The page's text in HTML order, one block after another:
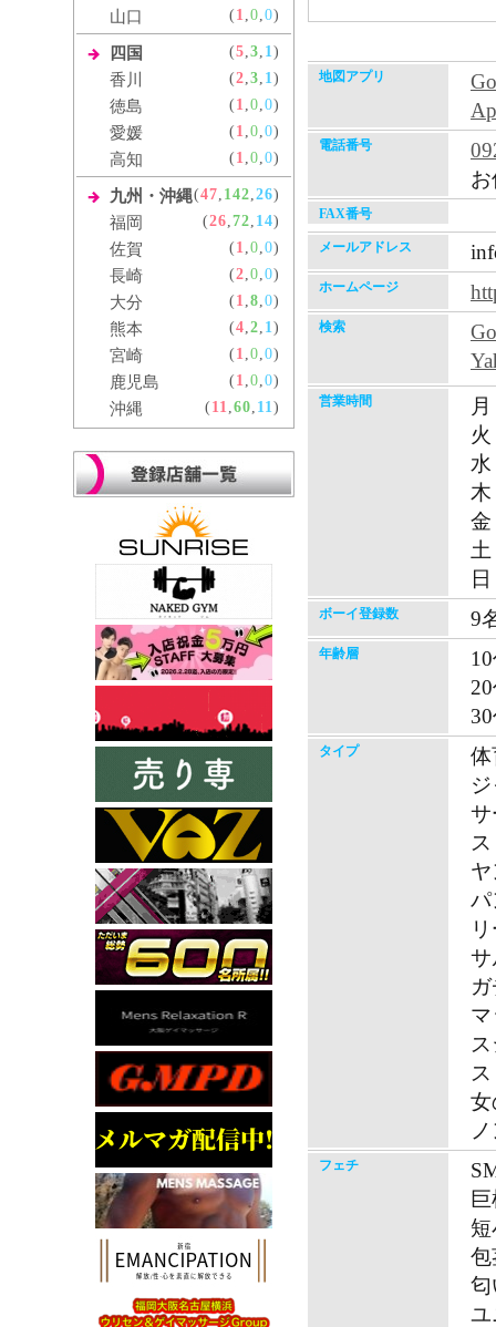
山口 ( 1,0,0)
四国 (5,3, 1)
香川 (2,3, 1)
徳島 ( 1,0,0)
愛媛 ( 1,0,0)
高知 ( 1,0,0)
九州・沖縄(47, 142,26)
福岡 (26,72, 14)
佐賀 ( 1,0,0)
長崎 (2,0,0)
大分 ( 1,8,0)
熊本 (4,2, 1)
宮崎 ( 1,0,0)
鹿児島 ( 1,0,0)
沖縄 ( 11,60, 11)
地図アプリ
電話番号
FAX番号
メールアドレス
ホームページ
検索
営業時間
ボーイ登録数 9
年齢層
タイプ
体
サ
パ
サ
女
フェチ
包
匂
ユ